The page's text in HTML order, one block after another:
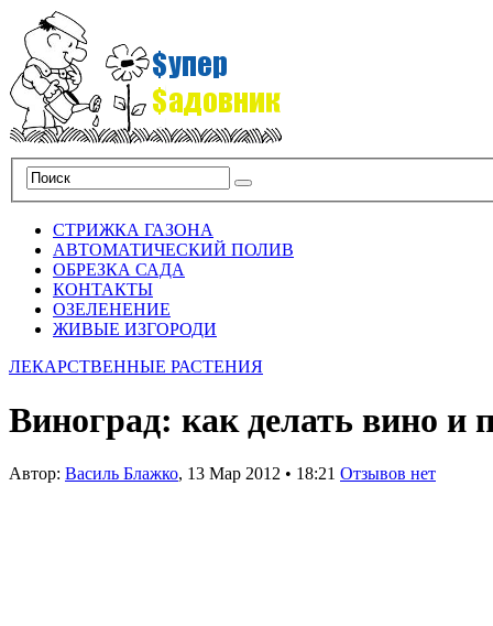
СТРИЖКА ГАЗОНА
АВТОМАТИЧЕСКИЙ ПОЛИВ
ОБРЕЗКА САДА
КОНТАКТЫ
ОЗЕЛЕНЕНИЕ
ЖИВЫЕ ИЗГОРОДИ
ЛЕКАРСТВЕННЫЕ РАСТЕНИЯ
Виноград: как делать вино и
Автор: Василь Блажко, 13 Мар 2012 • 18:21 Отзывов нет